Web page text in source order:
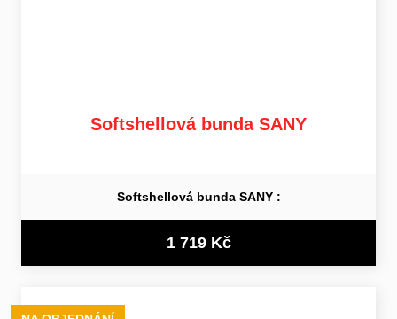
Softshellová bunda SANY
Softshellová bunda SANY :
1 719 Kč